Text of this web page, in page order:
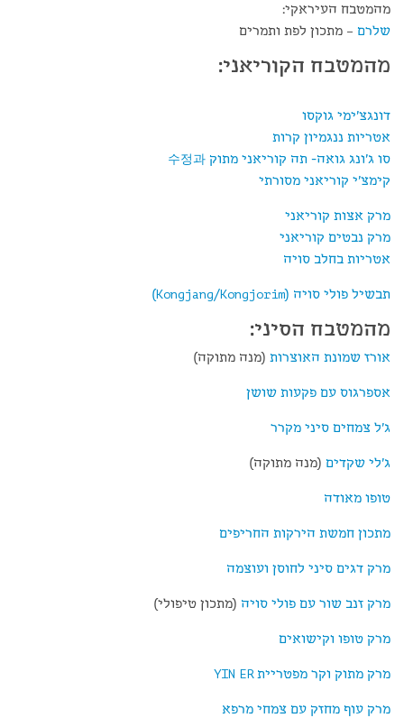
מהמטבח העיראקי:
שלרם – מתכון לפת ותמרים
מהמטבח הקוריאני:
דונגצ'ימי גוקסו
אטריות ננגמיון קרות
סו ג'ונג גואה- תה קוריאני מתוק 수정과
קימצ'י קוריאני מסורתי
מרק אצות קוריאני
מרק נבטים קוריאני
אטריות בחלב סויה
תבשיל פולי סויה (Kongjang/Kongjorim)
מהמטבח הסיני:
אורז שמונת האוצרות (מנה מתוקה)
אספרגוס עם פקעות שושן
ג'ל צמחים סיני מקרר
ג'לי שקדים (מנה מתוקה)
טופו מאודה
מתכון חמשת הירקות החריפים
מרק דגים סיני לחוסן ועוצמה
מרק זנב שור עם פולי סויה (מתכון טיפולי)
מרק טופו וקישואים
מרק מתוק וקר מפטרייתYIN ER
מרק עוף מחזק עם צמחי מרפא